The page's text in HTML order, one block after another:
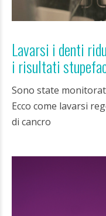
Lavarsi i denti
i risultati
Sono state
Ecco come lavarsi
di cancro